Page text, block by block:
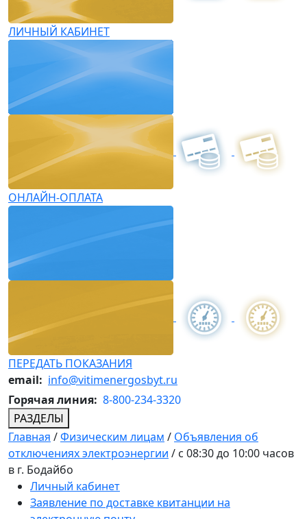
ЛИЧНЫЙ КАБИНЕТ
ОНЛАЙН-ОПЛАТА
ПЕРЕДАТЬ ПОКАЗАНИЯ
email: info@vitimenergosbyt.ru
Горячая линия: 8-800-234-3320
РАЗДЕЛЫ
Главная /Физическим лицам / Объявления об
отключениях электроэнергии / с 08:30 до 10:00 часов
в г. Бодайбо
Личный кабинет
Заявление по доставке квитанции на